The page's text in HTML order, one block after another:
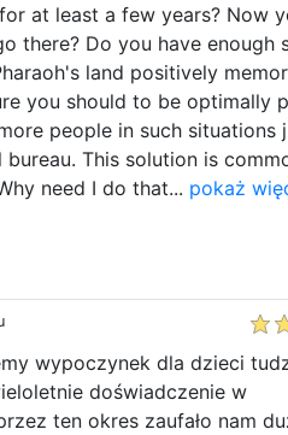
at least a few years? Now
there? Do you have enough
land positively
you should to be optimally
people in such situations
This solution is
need I do that... pokaż
wypoczynek dla dzieci
doświadczenie w
ten okres zaufało nam